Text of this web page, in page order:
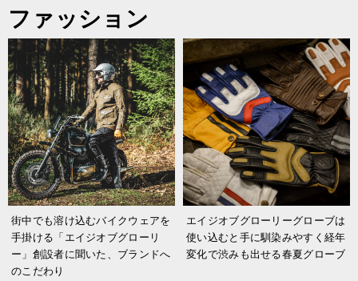
ファッション
街中でも溶け込むバイクウェアを
手掛ける「エイジオブグローリ
ー」創設者に聞いた、ブランドへ
のこだわり
エイジオブグローリーグローブは
使い込むと手に馴染みやすく経年
変化で渋みも出せる春夏グローブ